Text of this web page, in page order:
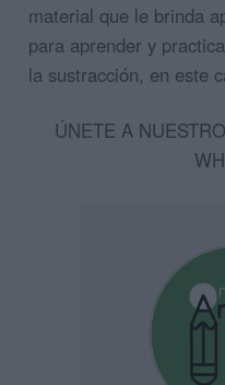
material que le brinda
para aprender y
la sustracción, en este
ÚNETE A